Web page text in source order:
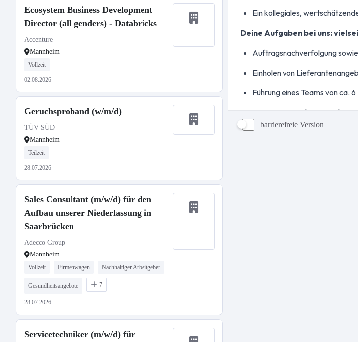
Ecosystem Business Development
Director (all genders) - Databricks
Accenture
Mannheim
Vollzeit
02.08.2026
Geruchsproband (w/m/d)
TÜV SÜD
Mannheim
Teilzeit
28.07.2026
Sales Consultant (m/w/d) für den
Aufbau unserer Niederlassung in
Saarbrücken
Adecco Group
Mannheim
Vollzeit Firmenwagen Nachhaltiger Arbeitgeber
Gesundheitsangebote 7
28.07.2026
Servicetechniker (m/w/d) für
barrierefreie Version